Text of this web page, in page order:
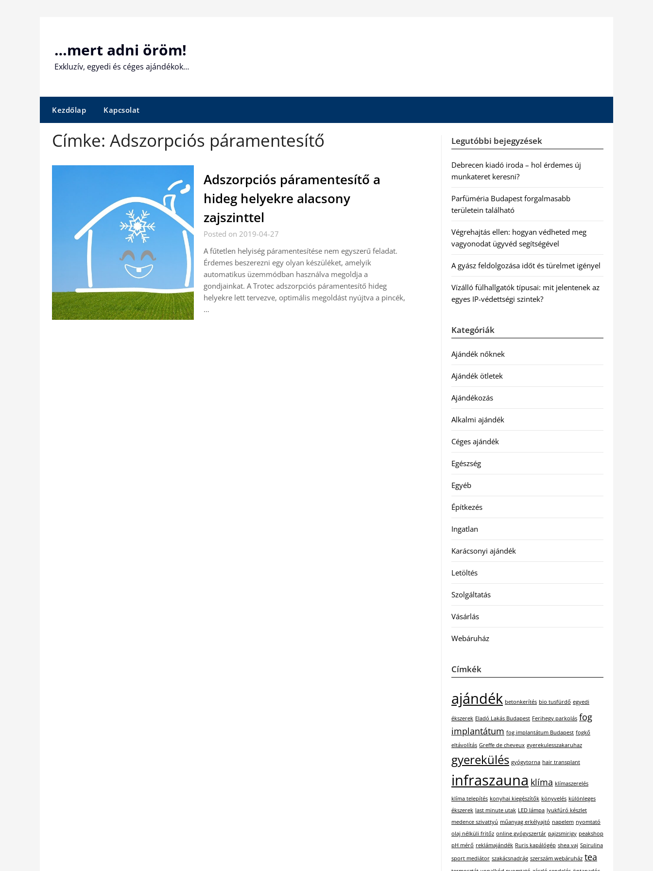
…mert adni öröm!
Exkluzív, egyedi és céges ajándékok…
Kezdőlap Kapcsolat
Címke: Adszorpciós páramentesítő
Adszorpciós páramentesítő a
hideg helyekre alacsony
zajszinttel
Posted on 2019-04-27
A fűtetlen helyiség páramentesítése nem egyszerű feladat.
Érdemes beszerezni egy olyan készüléket, amelyik
automatikus üzemmódban használva megoldja a
gondjainkat. A Trotec adszorpciós páramentesítő hideg
helyekre lett tervezve, optimális megoldást nyújtva a pincék,
…
Legutóbbi bejegyzések
Debrecen kiadó iroda – hol érdemes új
munkateret keresni?
Parfüméria Budapest forgalmasabb
területein található
Végrehajtás ellen: hogyan védheted meg
vagyonodat ügyvéd segítségével
A gyász feldolgozása időt és türelmet igényel
Vízálló fülhallgatók típusai: mit jelentenek az
egyes IP-védettségi szintek?
Kategóriák
Ajándék nőknek
Ajándék ötletek
Ajándékozás
Alkalmi ajándék
Céges ajándék
Egészség
Egyéb
Építkezés
Ingatlan
Karácsonyi ajándék
Letöltés
Szolgáltatás
Vásárlás
Webáruház
Címkék
ajándék betonkerítés bio tusfürdő egyedi
ékszerek Eladó Lakás Budapest Ferihegy parkolás fog
implantátum fog implantátum Budapest fogkő
eltávolítás Greffe de cheveux gyerekulesszakaruhaz
gyerekülés gyógytorna hair transplant
infraszauna klíma klímaszerelés
klíma telepítés konyhai kiegészítők könyvelés különleges
ékszerek last minute utak LED lámpa lyukfúró készlet
medence szivattyú műanyag erkélyajtó napelem nyomtató
olaj nélküli fritőz online gyógyszertár pajzsmirigy peakshop
pH mérő reklámajándék Ruris kapálógép shea vaj Spirulina
sport mediátor szakácsnadrág szerszám webáruház tea